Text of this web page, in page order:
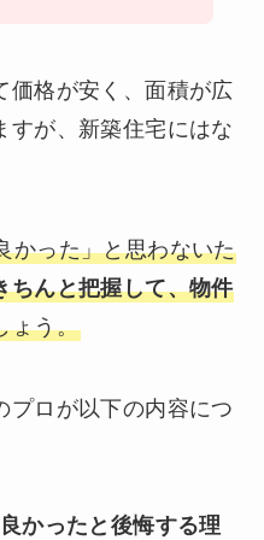
価格が安く、面積が広
すが、新築住宅にはな
かった」と思わないた
ちんと把握して、物件
ょう。
プロが以下の内容につ
かったと後悔する理